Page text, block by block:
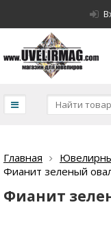
Главная
Фианит зеленый
Фианит